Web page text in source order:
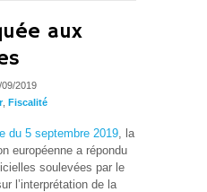
aux
09/2019
, Fiscalité
du 5 septembre 2019, la
européenne a répondu
soulevées par le
l’interprétation de la